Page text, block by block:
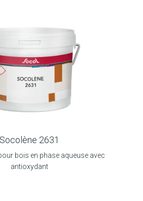
Socolène 2631
bois en phase aqueuse avec
antioxydant